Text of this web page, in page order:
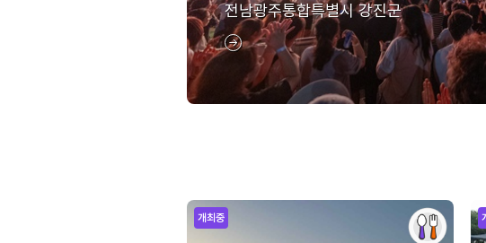
전남광주통합특별시 강진군
개최중